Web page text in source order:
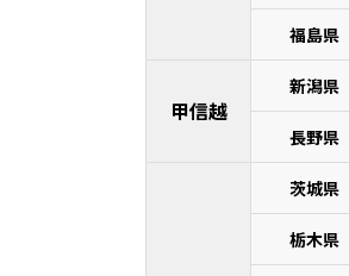
福島県
甲信越
新潟県
長野県
茨城県
栃木県